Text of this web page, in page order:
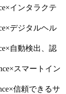
インタラクテ
デジタルヘル
自動検出、認
スマートイン
信頼できるサ